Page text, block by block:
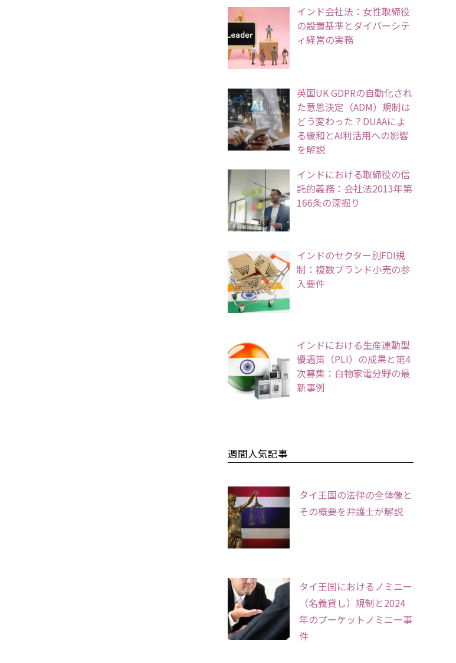
インド会社法：女性取締役
の設置基準とダイバーシテ
ィ経営の実務
英国UK GDPRの自動化され
た意思決定（ADM）規制は
どう変わった？DUAAによ
る緩和とAI利活用への影響
を解説
インドにおける取締役の信
託的義務：会社法2013年第
166条の深掘り
インドのセクター別FDI規
制：複数ブランド小売の参
入要件
インドにおける生産連動型
優遇策（PLI）の成果と第4
次募集：白物家電分野の最
新事例
週間人気記事
タイ王国の法律の全体像と
その概要を弁護士が解説
タイ王国におけるノミニー
（名義貸し）規制と2024
年のプーケットノミニー事
件